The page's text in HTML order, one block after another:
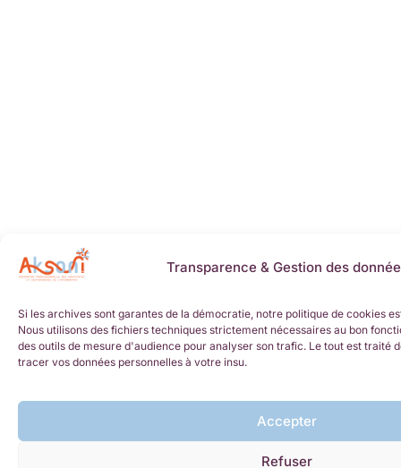
Transparence & Gestion des
Si les archives sont garantes de la démocratie, notre politique de cookies
Nous utilisons des fichiers techniques strictement nécessaires au bon
des outils de mesure d'audience pour analyser son trafic. Le tout est traité
tracer vos données personnelles à votre insu.
Accepter
Refuser